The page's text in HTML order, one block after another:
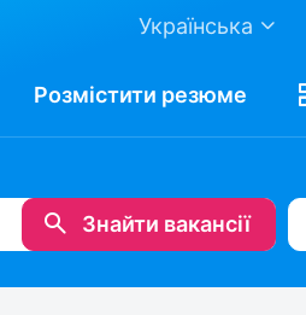
Українська
Розмістити резюме
Знайти вакансії